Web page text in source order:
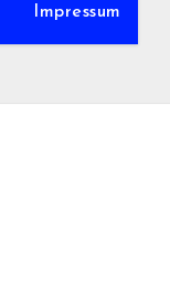
Impressum